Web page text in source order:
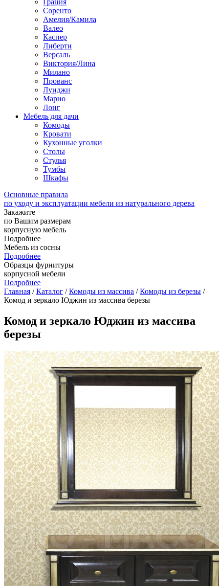
Грация
Соренто
Амелия/Камила
Валео
Каспер
Либерти
Версаль
Виктория/Лина
Милано
Прованс
Луиджи
Марио
Лонг
Мебель для дачи
Комоды
Кровати
Кухонные уголки
Столы
Стулья
Тумбы
Шкафы
Основные правила
по уходу и эксплуатации мебели из натурального дерева
Закажите
по Вашим размерам
корпусную мебель
Подробнее
Мебель из сосны
Подробнее
Образцы фурнитуры
корпусной мебели
Подробнее
Главная /Каталог /Комоды из массива /Комоды из березы /
Комод и зеркало Юджин из массива березы
Комод и зеркало Юджин из массива
березы